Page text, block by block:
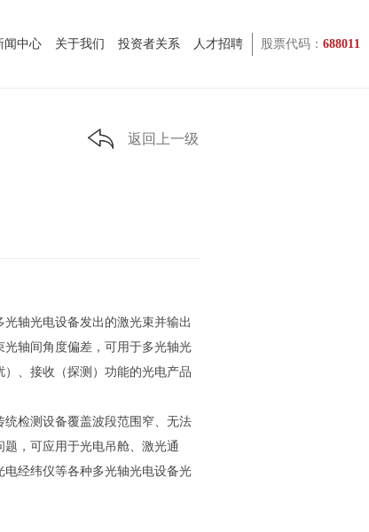
股票代码： 688011
闻中心 关于我们 投资者关系 人才招聘
返回上一级
轴光电设备发出的激光束并输出
轴间角度偏差，可用于多光轴光
、接收（探测）功能的光电产品
检测设备覆盖波段范围窄、无法
，可应用于光电吊舱、激光通
经纬仪等各种多光轴光电设备光